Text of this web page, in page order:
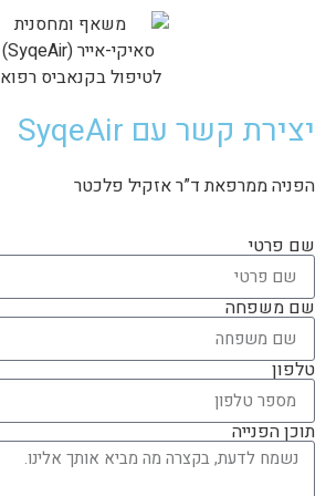
יצירת קשר עם SyqeAir
הפניה ממרפאת ד”ר אזקיל פלכטר
שם פרטי
שם משפחה
טלפון
תוכן הפנייה